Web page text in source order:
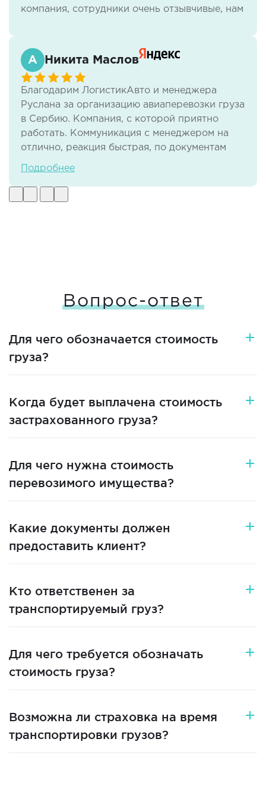
компания, сотрудники очень отзывчивые, нам
Никита Маслов
Благодарим ЛогистикАвто и менеджера
Руслана за организацию авиаперевозки груза
в Сербию. Компания, с которой приятно
работать. Коммуникация с менеджером на
отлично, реакция быстрая, по документам
тоже нет никаких проблем. И самое важное -
виде.
Подробнее
Вопрос-ответ
Для чего обозначается стоимость
груза?
Когда будет выплачена стоимость
застрахованного груза?
Для чего нужна стоимость
перевозимого имущества?
Какие документы должен
предоставить клиент?
Кто ответственен за
транспортируемый груз?
Для чего требуется обозначать
стоимость груза?
Возможна ли страховка на время
транспортировки грузов?